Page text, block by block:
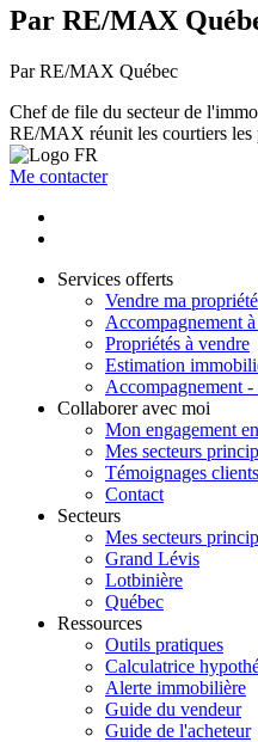
Par RE/MAX
Par RE/MAX Québec
Chef de file du secteur de
RE/MAX réunit les courtiers les
Me contacter
Services offerts
Vendre ma propriété
Accompagnement à
Propriétés à vendre
Estimation
Accompagnement
Collaborer avec moi
Mon engagement
Mes secteurs
Témoignages clients
Contact
Secteurs
Mes secteurs
Grand Lévis
Lotbinière
Québec
Ressources
Outils pratiques
Calculatrice
Alerte immobilière
Guide du vendeur
Guide de l'acheteur